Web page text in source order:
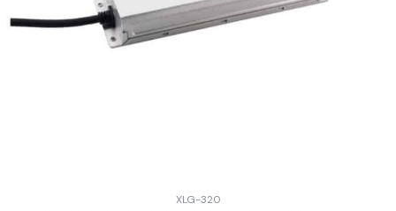
XLG-320